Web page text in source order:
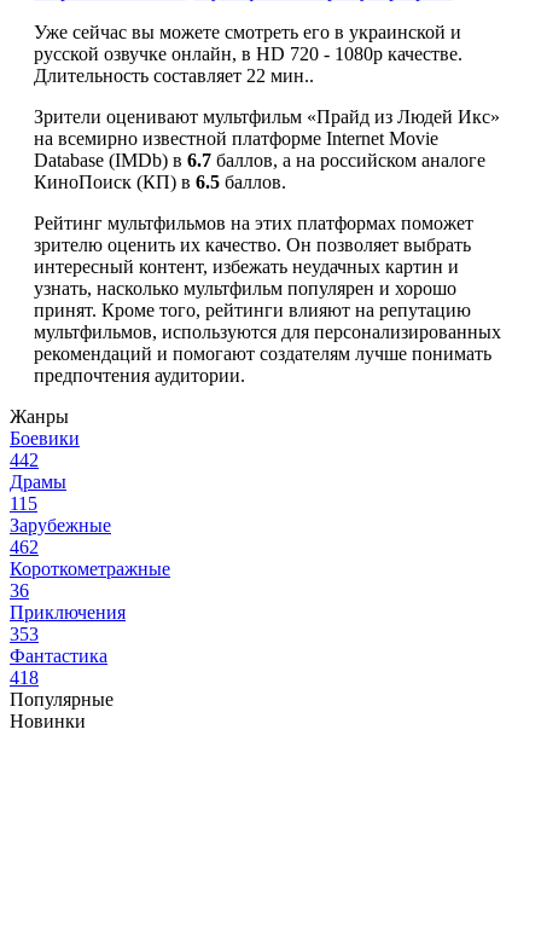
Уже сейчас вы можете смотреть его в украинской и
русской озвучке онлайн, в HD 720 - 1080p качестве.
Длительность составляет 22 мин..
Зрители оценивают мультфильм «Прайд из Людей Икс»
на всемирно известной платформе Internet Movie
Database (IMDb) в 6.7 баллов, а на российском аналоге
КиноПоиск (КП) в 6.5 баллов.
Рейтинг мультфильмов на этих платформах поможет
зрителю оценить их качество. Он позволяет выбрать
интересный контент, избежать неудачных картин и
узнать, насколько мультфильм популярен и хорошо
принят. Кроме того, рейтинги влияют на репутацию
мультфильмов, используются для персонализированных
рекомендаций и помогают создателям лучше понимать
предпочтения аудитории.
Жанры
Боевики
442
Драмы
115
Зарубежные
462
Короткометражные
36
Приключения
353
Фантастика
418
Популярные
Новинки